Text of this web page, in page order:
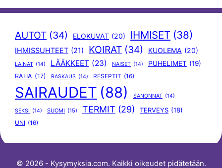
AUTOT (34) ELOKUVAT (20) IHMISET (38)
IHMISSUHTEET (21) KOIRAT (34) KUOLEMA (20)
LAINAT (14) LÄÄKKEET (23) NAISET (14) PUHELIMET (19)
RAHA (17) RASKAUS (14) RESEPTIT (16)
SAIRAUDET (88) SANONNAT (14)
SEKSI (14) SUOMI (15) TERMIT (29) TERVEYS (18)
UNI (16)
© 2026 - Kysymyksia.com. Kaikki oikeudet pidätetään.